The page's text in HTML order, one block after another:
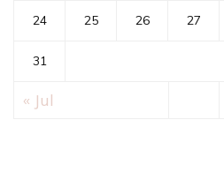
24 25 26 27
31
« Jul